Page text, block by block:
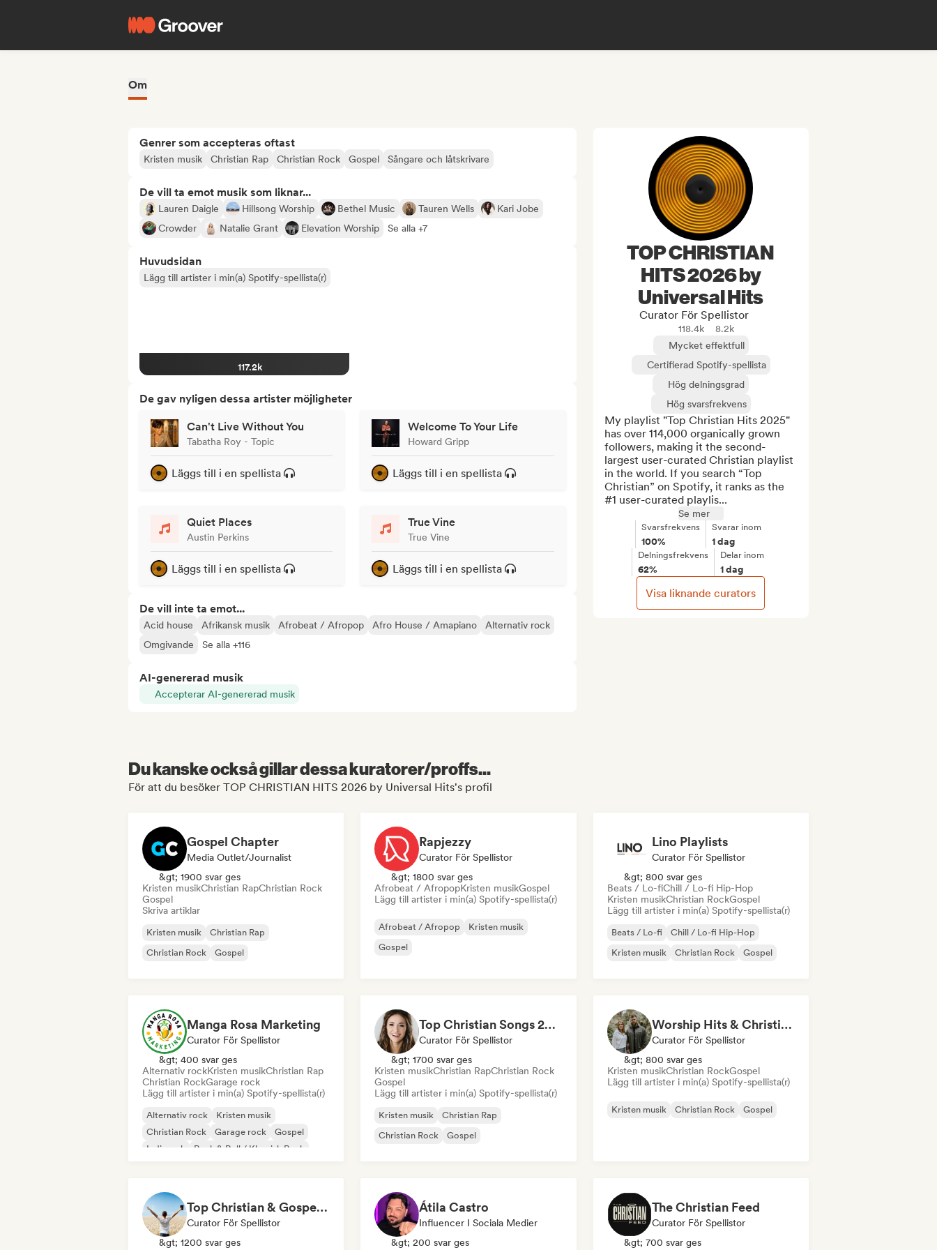
Om
Genrer som accepteras oftast
Kristen musik Christian Rap Christian Rock Gospel Sångare och låtskrivare
De vill ta emot musik som liknar...
Lauren Daigle Hillsong Worship Bethel Music Tauren Wells
Kari Jobe
Crowder
Natalie Grant Elevation Worship Se alla +7
Huvudsidan
Lägg till artister i min(a) Spotify-spellista(r)
117.2k
De gav nyligen dessa artister möjligheter
Can't Live Without You
Tabatha Roy - Topic
Läggs till i en spellista
Welcome To Your Life
Howard Gripp
Läggs till i en spellista
Quiet Places
Austin Perkins
Läggs till i en spellista
True Vine
True Vine
Läggs till i en spellista
De vill inte ta emot...
Acid house Afrikansk musik Afrobeat / Afropop Afro House / Amapiano
Alternativ rock
Omgivande
Se alla +116
AI-genererad musik
Accepterar AI-genererad musik
TOP CHRISTIAN
HITS 2026 by
Universal Hits
Curator För Spellistor
118.4k
8.2k
Mycket effektfull
Certifierad Spotify-spellista
Hög delningsgrad
Hög svarsfrekvens
My playlist "Top Christian Hits 2025"
has over 114,000 organically grown
followers, making it the second-
largest user-curated Christian playlist
in the world. If you search “Top
Christian” on Spotify, it ranks as the
#1 user-curated playlis...
Se mer
Svarsfrekvens
100%
Svarar inom
1 dag
Delningsfrekvens
62%
Delar inom
1 dag
Visa liknande curators
Du kanske också gillar dessa kuratorer/proffs...
För att du besöker TOP CHRISTIAN HITS 2026 by Universal Hits's profil
Gospel Chapter
Media Outlet/Journalist
&gt; 1900 svar ges
Kristen musikChristian RapChristian Rock
Gospel
Skriva artiklar
Kristen musik
Christian Rap
Christian Rock
Gospel
Rapjezzy
Curator För Spellistor
&gt; 1800 svar ges
Afrobeat / AfropopKristen musikGospel
Lägg till artister i min(a) Spotify-spellista(r)
Afrobeat / Afropop
Kristen musik
Gospel
Lino Playlists
Curator För Spellistor
&gt; 800 svar ges
Beats / Lo-fiChill / Lo-fi Hip-Hop
Kristen musikChristian RockGospel
Lägg till artister i min(a) Spotify-spellista(r)
Beats / Lo-fi
Chill / Lo-fi Hip-Hop
Kristen musik
Christian Rock Gospel
Manga Rosa Marketing
Curator För Spellistor
&gt; 400 svar ges
Alternativ rockKristen musikChristian Rap
Christian RockGarage rock
Lägg till artister i min(a) Spotify-spellista(r)
Alternativ rock
Kristen musik
Christian Rock
Garage rock
Gospel
Indierock
Rock & Roll / Klassisk Rock
Top Christian Songs 2026
Curator För Spellistor
&gt; 1700 svar ges
Kristen musikChristian RapChristian Rock
Gospel
Lägg till artister i min(a) Spotify-spellista(r)
Kristen musik
Christian Rap
Christian Rock
Gospel
Worship Hits & Christian Hits by Zac & Mikaela
Curator För Spellistor
&gt; 800 svar ges
Kristen musikChristian RockGospel
Lägg till artister i min(a) Spotify-spellista(r)
Kristen musik Christian Rock Gospel
Top Christian & Gospel for the Soul
Curator För Spellistor
&gt; 1200 svar ges
Átila Castro
Influencer I Sociala Medier
&gt; 200 svar ges
The Christian Feed
Curator För Spellistor
&gt; 700 svar ges